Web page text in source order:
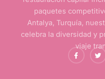
paquetes
Antalya, Turquía,
celebra la diversidad y
viaje
f
a
c
G
o
r